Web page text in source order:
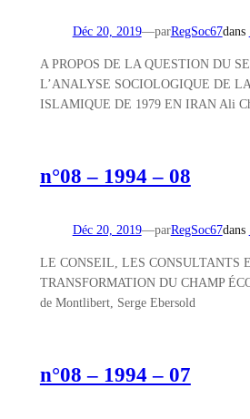
Déc 20, 2019—parRegSoc67dans
A PROPOS DE LA QUESTION DU
L’ANALYSE SOCIOLOGIQUE DE
ISLAMIQUE DE 1979 EN IRAN Ali
n°08 – 1994 – 08
Déc 20, 2019—parRegSoc67dans
LE CONSEIL, LES CONSULTANTS
TRANSFORMATION DU CHAMP
de Montlibert, Serge Ebersold
n°08 – 1994 – 07